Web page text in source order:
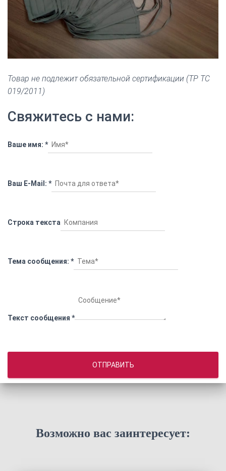
Товар не подлежит обязательной сертификации (ТР ТС
019/2011)
Свяжитесь с нами:
Ваше имя: *
Ваш E-Mail: *
Строка текста
Тема сообщения: *
Текст сообщения *
ОТПРАВИТЬ
Возможно вас заинтересует: